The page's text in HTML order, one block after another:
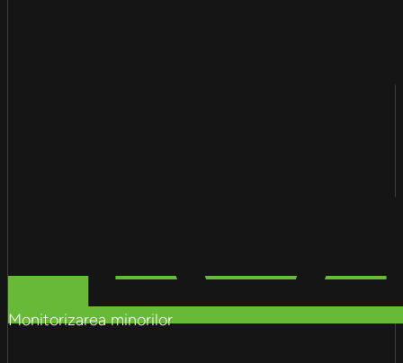
Monitorizarea minorilor